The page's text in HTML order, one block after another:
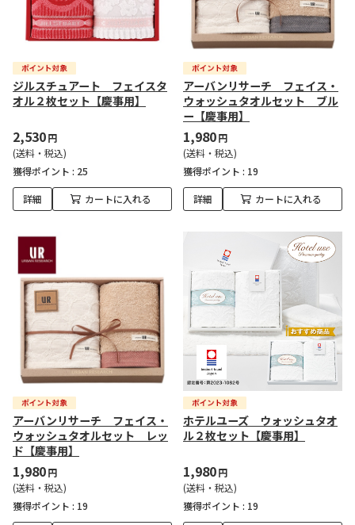
ジルスチュアート フェイスタ
オル２枚セット【慶事用】
2,530円
(送料・税込)
獲得ポイント : 25
詳細 カートに入れる
アーバンリサーチ フェイス・
ウォッシュタオルセット ブル
ー【慶事用】
1,980円
(送料・税込)
獲得ポイント : 19
詳細 カートに入れる
アーバンリサーチ フェイス・
ウォッシュタオルセット レッ
ド【慶事用】
1,980円
(送料・税込)
獲得ポイント : 19
ホテルユーズ ウォッシュタオ
ル２枚セット【慶事用】
1,980円
(送料・税込)
獲得ポイント : 19